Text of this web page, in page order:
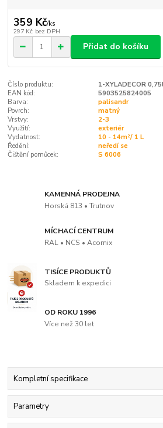
359 Kč/ks
297 Kč bez DPH
Přidat do košíku
Číslo produktu:
1-XYLADECOR
EAN kód:
5903525824005
Barva:
palisandr
Povrch:
matný
Vrstvy:
2-3
Využití:
exteriér
Vydatnost:
10 - 14m²/ 1 L
Ředění:
neředí se
Čištění pomůcek:
S 6006
KAMENNÁ PRODEJNA
Horská 813 • Trutnov
MÍCHACÍ CENTRUM
RAL • NCS • Acomix
TISÍCE PRODUKTŮ
Skladem k expedici
OD ROKU 1996
Více než 30 let
Kompletní specifikace
Parametry